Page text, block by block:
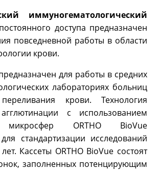
иммуногематологический
постоянного доступа предназначен
повседневной работы в области
крови.
для работы в средних
лабораториях больниц
крови. Технология
с использованием
микросфер ORTHO BioVue
стандартизации исследований
Кассеты ORTHO BioVue состоят
заполненных потенцирующим